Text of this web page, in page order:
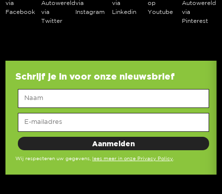
via
Facebook
Autowereld
via
Twitter
via
Instagram
via
Linkedin
op
Youtube
Autowereld
via
Pinterest
Schrijf je in voor onze nieuwsbrief
Wij respecteren uw gegevens, lees meer in onze Privacy Policy.